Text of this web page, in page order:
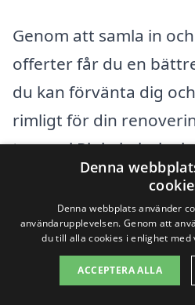
Genom att samla in
offerter får du en
du kan förvänta dig
rimligt för din
trappa i Rinkabyholm
om att få ett bra pris;
om att välja rätt
säkerställa hållbarhet
arbetet.
Denna
Denna webbplats använder
användarupplevelsen. Genom att
du till alla cookies i enlighet med
ACCEPTERA ALLA